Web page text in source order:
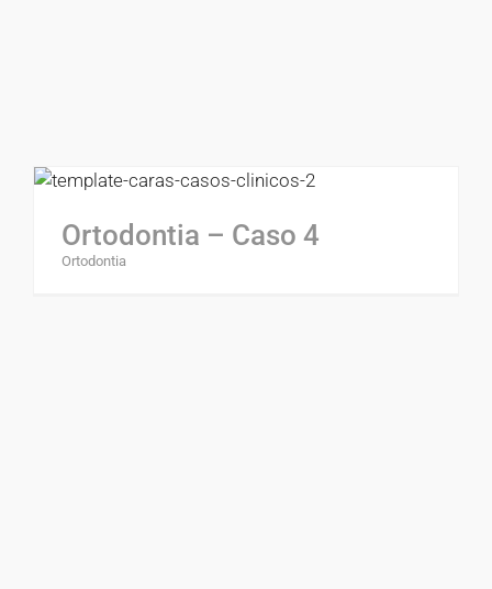
Ortodontia – Caso 4
Ortodontia